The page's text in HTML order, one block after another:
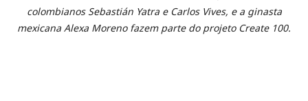
colombianos Sebastián Yatra e Carlos Vives, e a ginasta
mexicana Alexa Moreno fazem parte do projeto Create 100.